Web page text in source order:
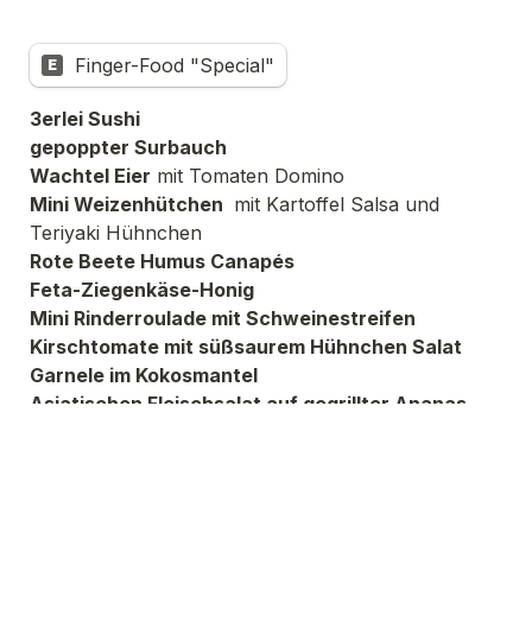
E Finger-Food "Special"
3erlei Sushi
gepoppter Surbauch
Wachtel Eier mit Tomaten Domino
Mini Weizenhütchen mit Kartoffel Salsa und
Teriyaki Hühnchen
Rote Beete Humus Canapés
Feta-Ziegenkäse-Honig
Mini Rinderroulade mit Schweinestreifen
Kirschtomate mit süßsaurem Hühnchen Salat
Garnele im Kokosmantel
Asiatischen Fleischsalat auf gegrillter Ananas